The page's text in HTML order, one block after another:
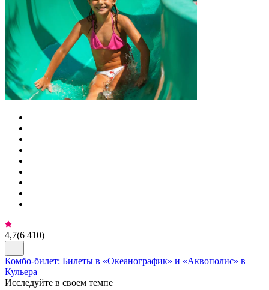
4,7(6 410)
Комбо-билет: Билеты в «Океанографик» и «Аквополис» в
Кульера
Исследуйте в своем темпе